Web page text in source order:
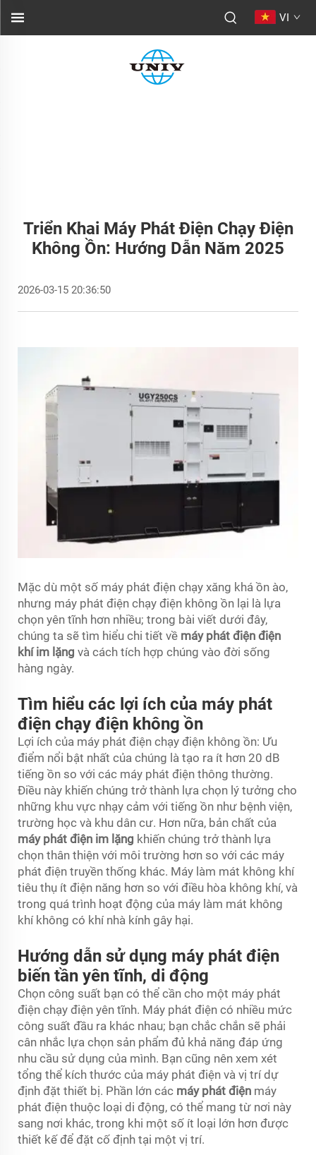
VI
Triển Khai Máy Phát Điện Chạy Điện
Không Ồn: Hướng Dẫn Năm 2025
2026-03-15 20:36:50
Mặc dù một số máy phát điện chạy xăng khá ồn ào,
nhưng máy phát điện chạy điện không ồn lại là lựa
chọn yên tĩnh hơn nhiều; trong bài viết dưới đây,
chúng ta sẽ tìm hiểu chi tiết về máy phát điện điện
khí im lặng và cách tích hợp chúng vào đời sống
hàng ngày.
Tìm hiểu các lợi ích của máy phát
điện chạy điện không ồn
Lợi ích của máy phát điện chạy điện không ồn: Ưu
điểm nổi bật nhất của chúng là tạo ra ít hơn 20 dB
tiếng ồn so với các máy phát điện thông thường.
Điều này khiến chúng trở thành lựa chọn lý tưởng cho
những khu vực nhạy cảm với tiếng ồn như bệnh viện,
trường học và khu dân cư. Hơn nữa, bản chất của
máy phát điện im lặng khiến chúng trở thành lựa
chọn thân thiện với môi trường hơn so với các máy
phát điện truyền thống khác. Máy làm mát không khí
tiêu thụ ít điện năng hơn so với điều hòa không khí, và
trong quá trình hoạt động của máy làm mát không
khí không có khí nhà kính gây hại.
Hướng dẫn sử dụng máy phát điện
biến tần yên tĩnh, di động
Chọn công suất bạn có thể cần cho một máy phát
điện chạy điện yên tĩnh. Máy phát điện có nhiều mức
công suất đầu ra khác nhau; bạn chắc chắn sẽ phải
cân nhắc lựa chọn sản phẩm đủ khả năng đáp ứng
nhu cầu sử dụng của mình. Bạn cũng nên xem xét
tổng thể kích thước của máy phát điện và vị trí dự
định đặt thiết bị. Phần lớn các máy phát điện máy
phát điện thuộc loại di động, có thể mang từ nơi này
sang nơi khác, trong khi một số ít loại lớn hơn được
thiết kế để đặt cố định tại một vị trí.